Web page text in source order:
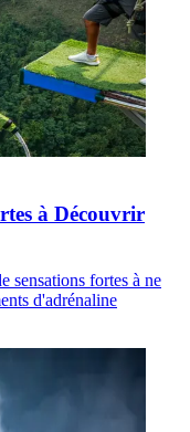
à Découvrir
sensations fortes à ne
d'adrénaline